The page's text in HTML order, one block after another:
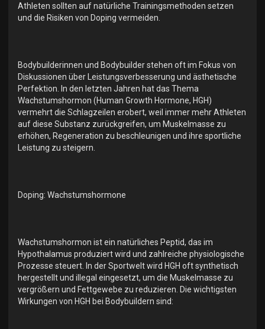
Athleten sollten auf natürliche Trainingsmethoden setzen
und die Risiken von Doping vermeiden.
Bodybuilderinnen und Bodybuilder stehen oft im Fokus von
Diskussionen über Leistungsverbesserung und ästhetische
Perfektion. In den letzten Jahren hat das Thema
Wachstumshormon (Human Growth Hormone, HGH)
vermehrt die Schlagzeilen erobert, weil immer mehr Athleten
auf diese Substanz zurückgreifen, um Muskelmasse zu
erhöhen, Regeneration zu beschleunigen und ihre sportliche
Leistung zu steigern.
Doping: Wachstumshormone
Wachstumshormon ist ein natürliches Peptid, das im
Hypothalamus produziert wird und zahlreiche physiologische
Prozesse steuert. In der Sportwelt wird HGH oft synthetisch
hergestellt und illegal eingesetzt, um die Muskelmasse zu
vergrößern und Fettgewebe zu reduzieren. Die wichtigsten
Wirkungen von HGH bei Bodybuildern sind: